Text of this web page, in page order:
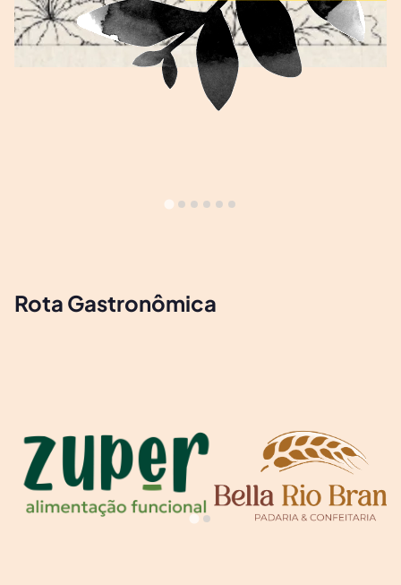
Rota Gastronômica